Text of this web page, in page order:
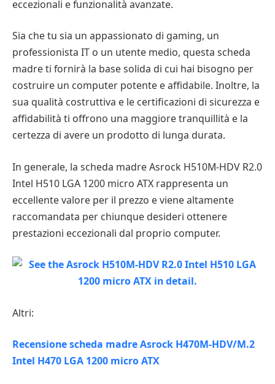
eccezionali e funzionalità avanzate.
Sia che tu sia un appassionato di gaming, un
professionista IT o un utente medio, questa scheda
madre ti fornirà la base solida di cui hai bisogno per
costruire un computer potente e affidabile. Inoltre, la
sua qualità costruttiva e le certificazioni di sicurezza e
affidabilità ti offrono una maggiore tranquillità e la
certezza di avere un prodotto di lunga durata.
In generale, la scheda madre Asrock H510M-HDV R2.0
Intel H510 LGA 1200 micro ATX rappresenta un
eccellente valore per il prezzo e viene altamente
raccomandata per chiunque desideri ottenere
prestazioni eccezionali dal proprio computer.
Altri:
Recensione scheda madre Asrock H470M-HDV/M.2
Intel H470 LGA 1200 micro ATX